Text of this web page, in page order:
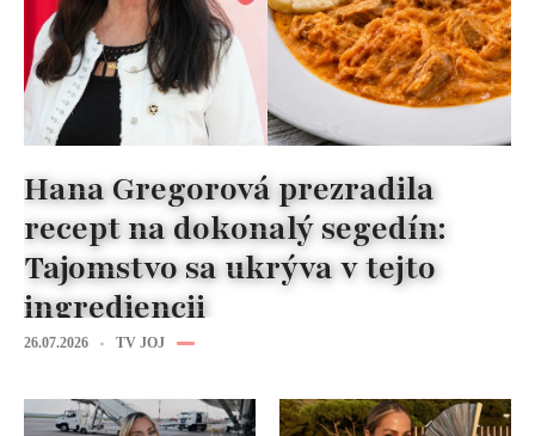
Hana Gregorová prezradila
recept na dokonalý segedín:
Tajomstvo sa ukrýva v tejto
ingrediencii
26.07.2026 TV JOJ